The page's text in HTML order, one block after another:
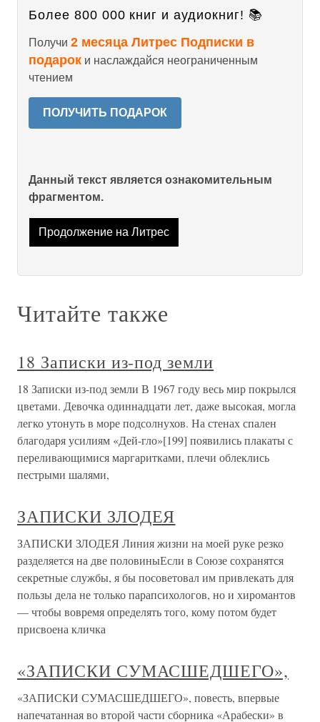
Более 800 000 книг и аудиокниг! 📚
Получи 2 месяца Литрес Подписки в
подарок и наслаждайся неограниченным
чтением
ПОЛУЧИТЬ ПОДАРОК
Данный текст является ознакомительным
фрагментом.
Продолжение на Литрес
Читайте также
18 Записки из-под земли
18 Записки из-под земли В 1967 году весь мир покрылся
цветами. Девочка одиннадцати лет, даже высокая, могла
легко утонуть в море подсолнухов. На стенах спален
благодаря усилиям «Дей-гло»[199] появились плакаты с
переливающимися маргаритками, плечи облеклись
пестрыми шалями,
ЗАПИСКИ ЗЛОДЕЯ
ЗАПИСКИ ЗЛОДЕЯ Линия жизни на моей руке резко
разделяется на две половиныЕсли в Союзе сохранятся
секретные службы, я бы посоветовал им привлекать для
пользы дела не только парапсихологов, но и хиромантов
— чтобы вовремя определять того, кому потом будет
присвоена кличка
«ЗАПИСКИ СУМАСШЕДШЕГО»,
«ЗАПИСКИ СУМАСШЕДШЕГО», повесть, впервые
напечатанная во второй части сборника «Арабески» в